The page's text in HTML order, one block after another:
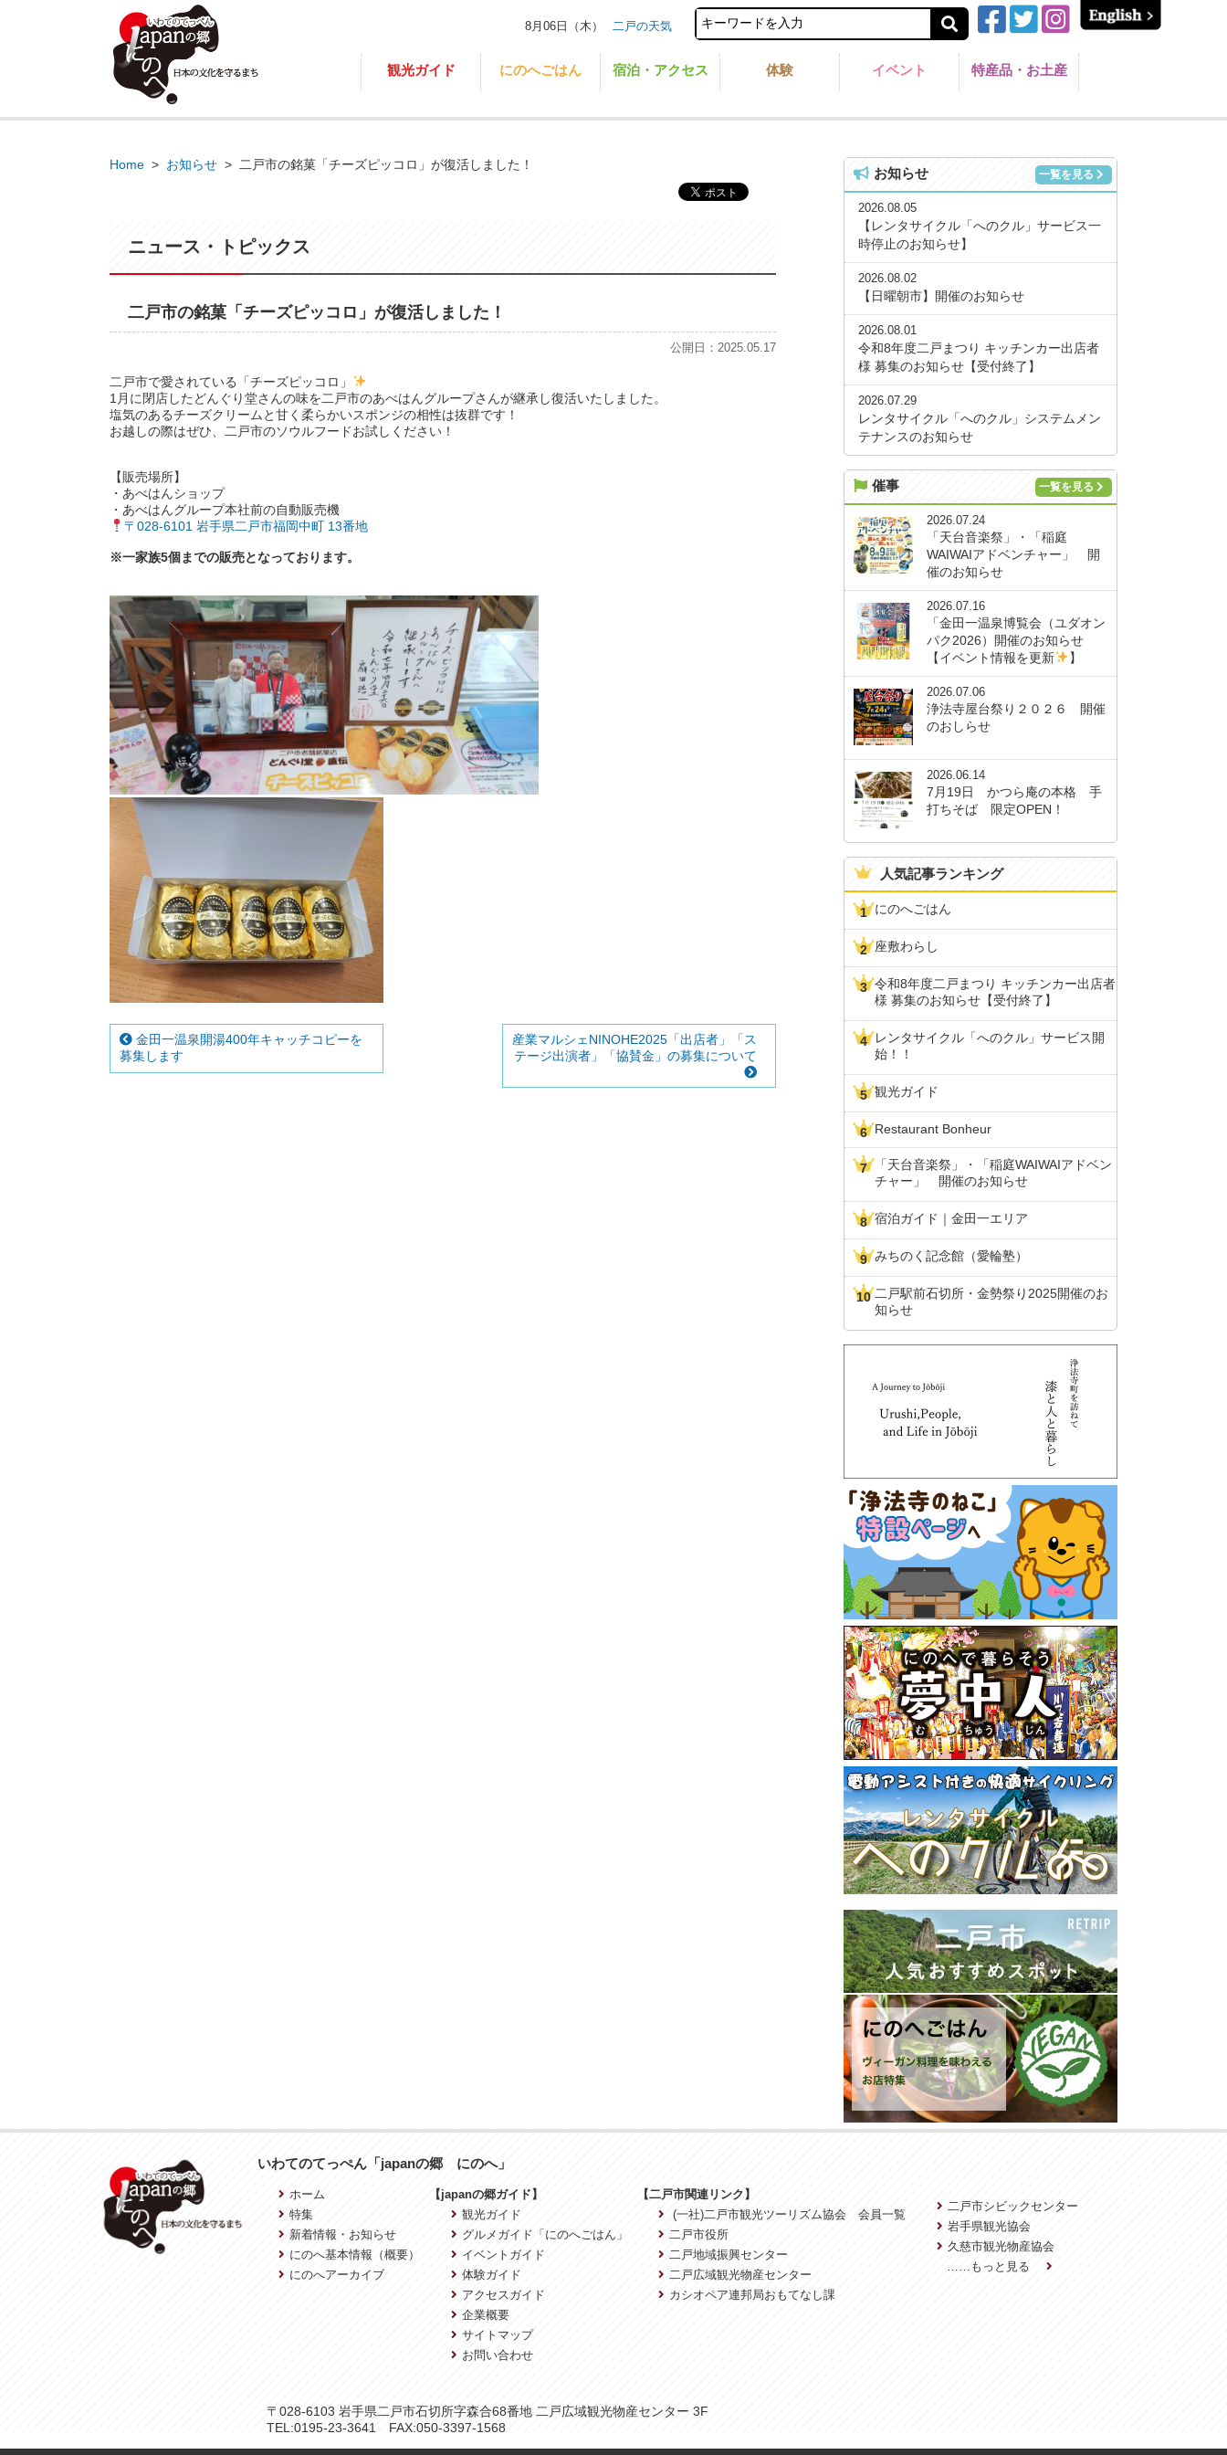
8月06日（木） 二戸の天気
観光ガイド にのへごはん 宿泊・アクセス 体験 イベント 特産品・お土産
Home > お知らせ > 二戸市の銘菓「チーズピッコロ」が復活しました！
ニュース・トピックス
二戸市の銘菓「チーズピッコロ」が復活しました！
公開日：2025.05.17
二戸市で愛されている「チーズピッコロ」
1月に閉店したどんぐり堂さんの味を二戸市のあべはんグループさんが継承し復活いたしました。
塩気のあるチーズクリームと甘く柔らかいスポンジの相性は抜群です！
お越しの際はぜひ、二戸市のソウルフードお試しください！
【販売場所】
・あべはんショップ
・あべはんグループ本社前の自動販売機
〒028-6101 岩手県二戸市福岡中町 13番地
※一家族5個までの販売となっております。
金田一温泉開湯400年キャッチコピーを
募集します
産業マルシェNINOHE2025「出店者」「ス
テージ出演者」「協賛金」の募集について
お知らせ 一覧を見る
2026.08.05
【レンタサイクル「へのクル」サービス一
時停止のお知らせ】
2026.08.02
【日曜朝市】開催のお知らせ
2026.08.01
令和8年度二戸まつり キッチンカー出店者
様 募集のお知らせ【受付終了】
2026.07.29
レンタサイクル「へのクル」システムメン
テナンスのお知らせ
催事 一覧を見る
2026.07.24
「天台音楽祭」・「稲庭
WAIWAIアドベンチャー」 開
催のお知らせ
2026.07.16
「金田一温泉博覧会（ユダオン
パク2026）開催のお知らせ
【イベント情報を更新
】
2026.07.06
浄法寺屋台祭り２０２６ 開催
のおしらせ
2026.06.14
7月19日 かつら庵の本格 手
打ちそば 限定OPEN！
人気記事ランキング
にのへごはん
座敷わらし
令和8年度二戸まつり キッチンカー出店者
様 募集のお知らせ【受付終了】
レンタサイクル「へのクル」サービス開
始！！
観光ガイド
Restaurant Bonheur
「天台音楽祭」・「稲庭WAIWAIアドベン
チャー」 開催のお知らせ
宿泊ガイド｜金田一エリア
みちのく記念館（愛輪塾）
二戸駅前石切所・金勢祭り2025開催のお
知らせ
いわてのてっぺん「japanの郷 にのへ」
ホーム
特集
新着情報・お知らせ
にのへ基本情報（概要）
にのへアーカイブ
【japanの郷ガイド】
観光ガイド
グルメガイド「にのへごはん」
イベントガイド
体験ガイド
アクセスガイド
企業概要
サイトマップ
お問い合わせ
【二戸市関連リンク】
(一社)二戸市観光ツーリズム協会 会員一覧
二戸市役所
二戸地域振興センター
二戸広域観光物産センター
カシオペア連邦局おもてなし課
二戸市シビックセンター
岩手県観光協会
久慈市観光物産協会
……もっと見る
〒028-6103 岩手県二戸市石切所字森合68番地 二戸広域観光物産センター 3F
TEL:0195-23-3641 FAX:050-3397-1568